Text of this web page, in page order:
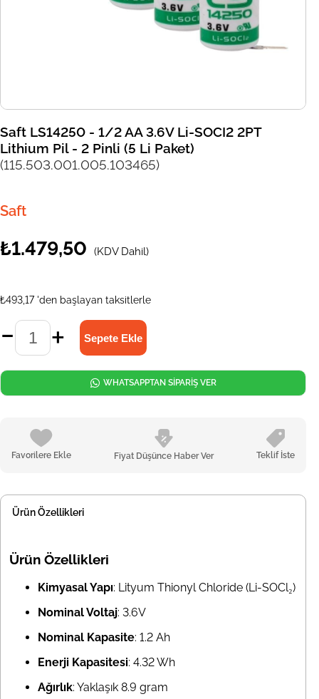
Saft LS14250 - 1/2 AA 3.6V Li-SOCI2 2PT
Lithium Pil - 2 Pinli (5 Li Paket)
(115.503.001.005.103465)
Saft
₺1.479,50 (KDV Dahil)
₺493,17 'den başlayan taksitlerle
Favorilere Ekle Fiyat Düşünce Haber Ver Teklif İste
WHATSAPPTAN SİPARİŞ VER
Ürün Özellikleri
Ürün Özellikleri
Kimyasal Yapı: Lityum Thionyl Chloride (Li-SOCl₂)
Nominal Voltaj: 3.6V
Nominal Kapasite: 1.2 Ah
Enerji Kapasitesi: 4.32 Wh
Ağırlık: Yaklaşık 8.9 gram